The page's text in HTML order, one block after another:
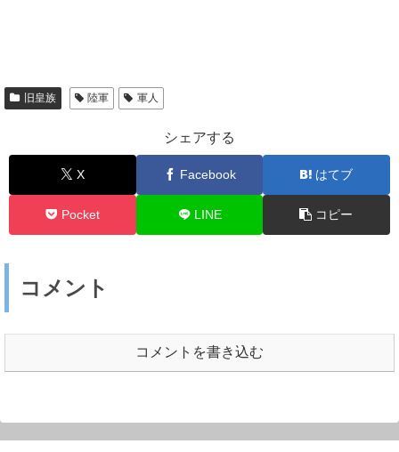
旧皇族 陸軍 軍人
シェアする
X Facebook はてブ
Pocket LINE コピー
コメント
コメントを書き込む